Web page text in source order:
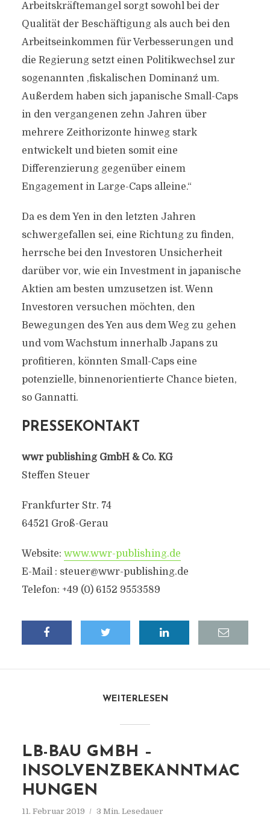
Arbeitskräftemangel sorgt sowohl bei der
Qualität der Beschäftigung als auch bei den
Arbeitseinkommen für Verbesserungen und
die Regierung setzt einen Politikwechsel zur
sogenannten ,fiskalischen Dominanz´ um.
Außerdem haben sich japanische Small-Caps
in den vergangenen zehn Jahren über
mehrere Zeithorizonte hinweg stark
entwickelt und bieten somit eine
Differenzierung gegenüber einem
Engagement in Large-Caps alleine.“
Da es dem Yen in den letzten Jahren
schwergefallen sei, eine Richtung zu finden,
herrsche bei den Investoren Unsicherheit
darüber vor, wie ein Investment in japanische
Aktien am besten umzusetzen ist. Wenn
Investoren versuchen möchten, den
Bewegungen des Yen aus dem Weg zu gehen
und vom Wachstum innerhalb Japans zu
profitieren, könnten Small-Caps eine
potenzielle, binnenorientierte Chance bieten,
so Gannatti.
PRESSEKONTAKT
wwr publishing GmbH & Co. KG
Steffen Steuer
Frankfurter Str. 74
64521 Groß-Gerau
Website: www.wwr-publishing.de
E-Mail : steuer@wwr-publishing.de
Telefon: +49 (0) 6152 9553589
WEITERLESEN
LB-BAU GMBH –
INSOLVENZBEKANNTMAC
HUNGEN
11. Februar 2019 3 Min. Lesedauer